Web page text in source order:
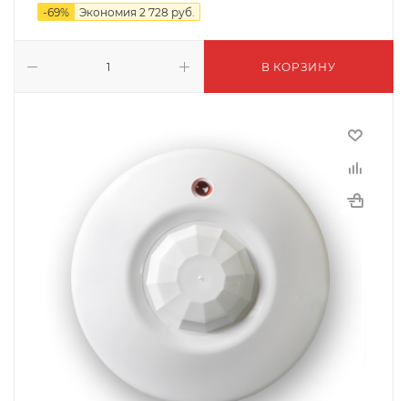
-69% Экономия 2 728 руб.
В КОРЗИНУ